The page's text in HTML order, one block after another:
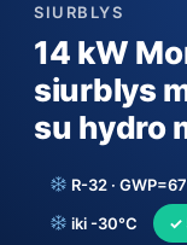
hydro
moduliu
SIURBLYS
14 kW
siurblys
su hydro
R-32 ·
iki -30°C
✓